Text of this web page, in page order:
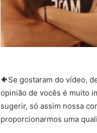
🐠Se gostaram do vídeo,
opinião de vocês é muito
sugerir, só assim nossa
proporcionarmos uma